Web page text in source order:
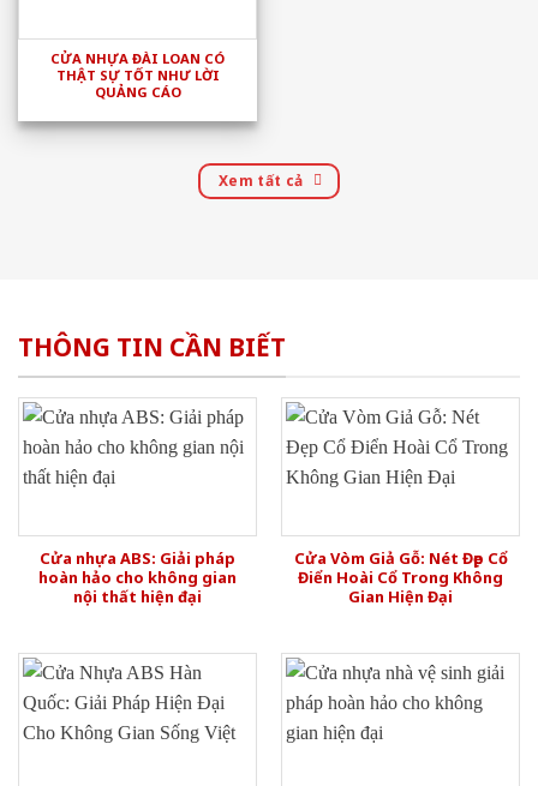
CỬA NHỰA ĐÀI LOAN CÓ
THẬT SỰ TỐT NHƯ LỜI
QUẢNG CÁO
Xem tất cả
THÔNG TIN CẦN BIẾT
Cửa nhựa ABS: Giải pháp
hoàn hảo cho không gian
nội thất hiện đại
Cửa Vòm Giả Gỗ: Nét Đẹp Cổ
Điển Hoài Cổ Trong Không
Gian Hiện Đại